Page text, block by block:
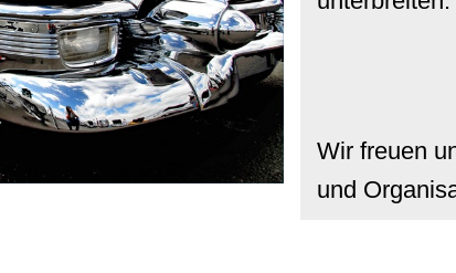
Wir freuen
und